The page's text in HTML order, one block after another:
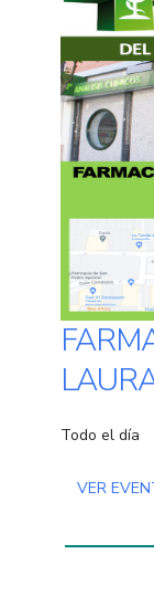
Todo el día
VER